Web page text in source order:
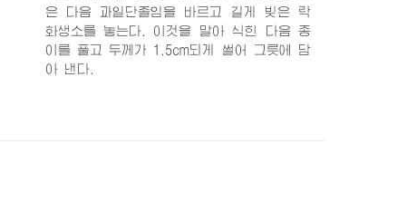
은 다음 과일단졸임을 바르고 길게 빚은 락
화생소를 놓는다. 이것을 말아 식힌 다음 종
이를 풀고 두께가 1.5cm되게 썰어 그릇에 담
아 낸다.